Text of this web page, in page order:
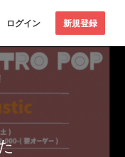
ログイン 新規登録